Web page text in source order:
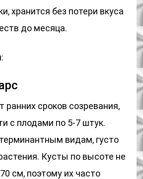
хранится без потери вкуса
до месяца.
ранних сроков созревания,
с плодами по 5-7 штук.
видам, густо
Кусты по высоте не
см, поэтому их часто